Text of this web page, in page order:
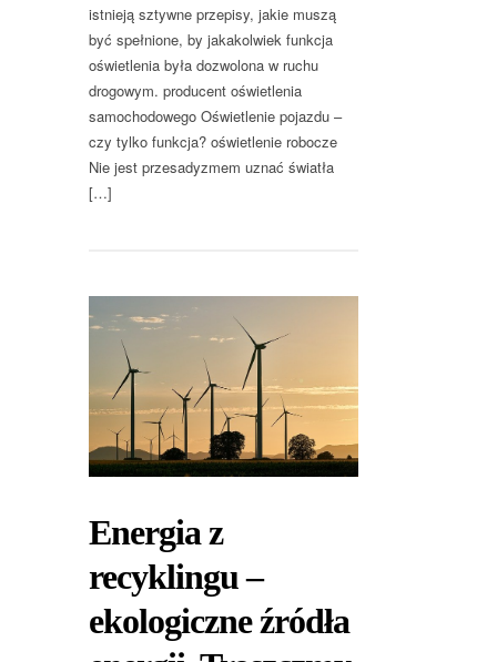
istnieją sztywne przepisy, jakie muszą
być spełnione, by jakakolwiek funkcja
oświetlenia była dozwolona w ruchu
drogowym. producent oświetlenia
samochodowego Oświetlenie pojazdu –
czy tylko funkcja? oświetlenie robocze
Nie jest przesadyzmem uznać światła
[…]
Energia z
recyklingu –
ekologiczne źródła